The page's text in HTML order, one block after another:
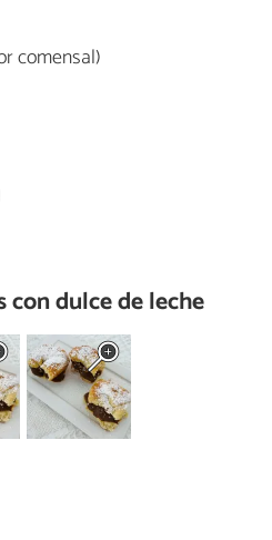
comensal)
con dulce de leche